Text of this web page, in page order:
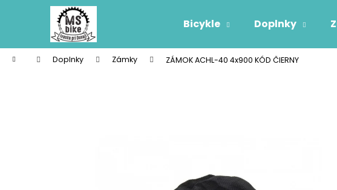
Bicykle Doplnky
Domov Doplnky Zámky ZÁMOK ACHL-40 4x900 KÓD ČIERNY
í
Späť
do
obchodu
Späť
do
obchodu
Čo